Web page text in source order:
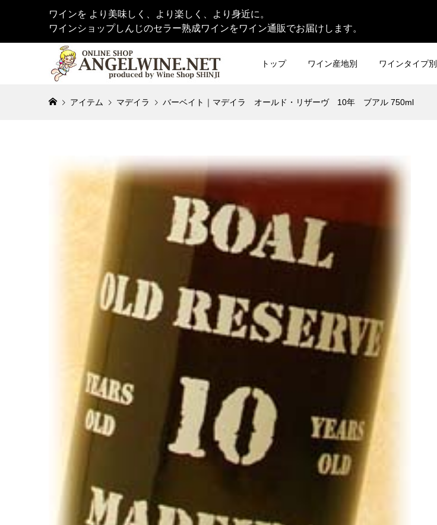
ワインを より美味しく、より楽しく、より身近に。
ワインショップしんじのセラー熟成ワインをワイン通販でお届けします。
トップ ワイン産地別 ワインタイプ別
アイテム マデイラ バーベイト｜マデイラ オールド・リザーヴ 10年 ブアル 750ml